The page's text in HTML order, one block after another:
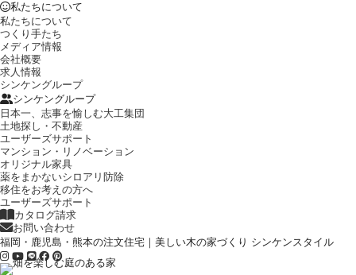
私たちについて
私たちについて
つくり手たち
メディア情報
会社概要
求人情報
シンケングループ
シンケングループ
日本一、志事を愉しむ大工集団
土地探し・不動産
ユーザーズサポート
マンション・リノベーション
オリジナル家具
薬をまかないシロアリ防除
移住をお考えの方へ
ユーザーズサポート
カタログ請求
お問い合わせ
福岡・鹿児島・熊本の注文住宅｜美しい木の家づくり シンケンスタイル